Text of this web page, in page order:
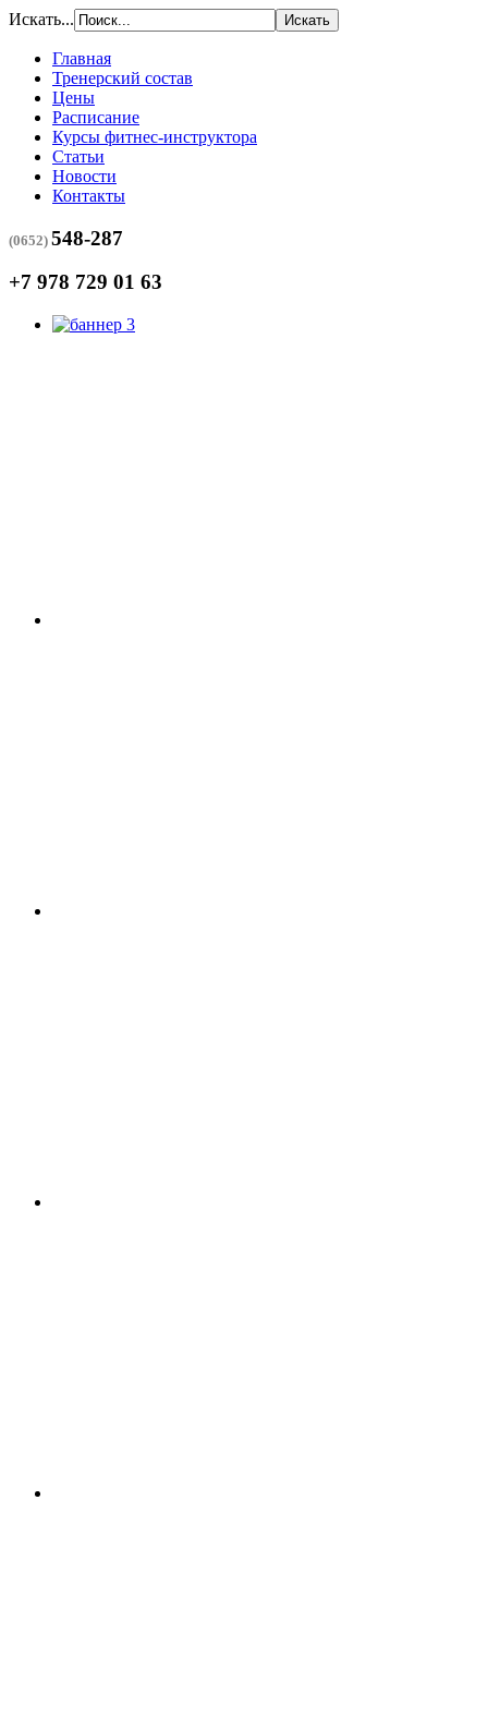
Искать...
Главная
Тренерский состав
Цены
Расписание
Курсы фитнес-инструктора
Статьи
Новости
Контакты
(0652) 548-287
+7 978 729 01 63